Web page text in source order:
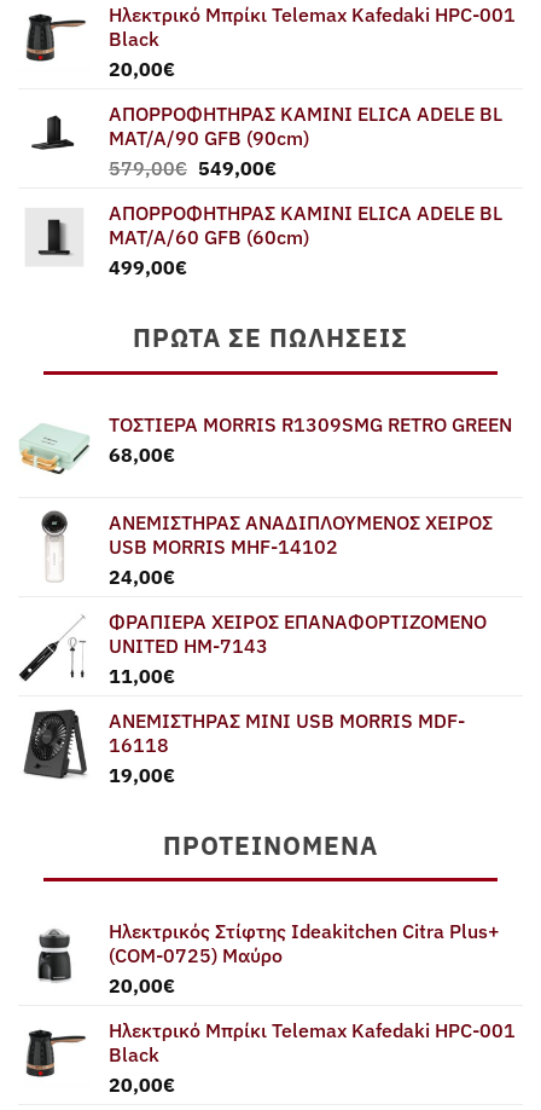
Ηλεκτρικό Μπρίκι Telemax Kafedaki HPC-001
Black
20,00€
ΑΠΟΡΡΟΦΗΤΗΡΑΣ ΚΑΜΙΝΙ ELICA ADELE BL
MAT/A/90 GFB (90cm)
579,00€ Original
was:
579,00€.
549,00€Η
τιμή
είναι:
ΑΠΟΡΡΟΦΗΤΗΡΑΣ ΚΑΜΙΝΙ ELICA ADELE BL
MAT/A/60 GFB (60cm)
499,00€
ΠΡΏΤΑ ΣΕ ΠΩΛΉΣΕΙΣ
ΤΟΣΤΙΕΡΑ MORRIS R1309SMG RETRO GREEN
68,00€
ΑΝΕΜΙΣΤΗΡΑΣ ΑΝΑΔΙΠΛΟΥΜΕΝΟΣ ΧΕΙΡΟΣ
USB MORRIS MHF-14102
24,00€
ΦΡΑΠΙΕΡΑ ΧΕΙΡΟΣ ΕΠΑΝΑΦΟΡΤΙΖΟΜΕΝΟ
UNITED HM-7143
11,00€
ΑΝΕΜΙΣΤΗΡΑΣ MINI USB MORRIS MDF-
16118
19,00€
ΠΡΟΤΕΙΝΌΜΕΝΑ
Ηλεκτρικός Στίφτης Ideakitchen Citra Plus+
(COM-0725) Μαύρο
20,00€
Ηλεκτρικό Μπρίκι Telemax Kafedaki HPC-001
Black
20,00€